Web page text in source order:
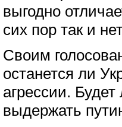
выгодно
сих пор так и
Своим
останется ли
агрессии.
выдержать